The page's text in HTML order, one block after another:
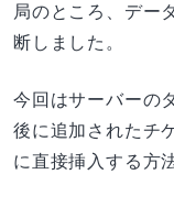
局のところ、デー
断しました。
今回はサーバーの
後に追加されたチ
に直接挿入する方